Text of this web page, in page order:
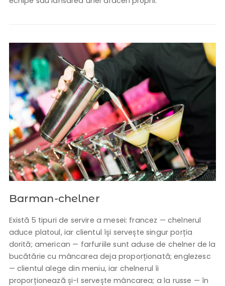
Barman-chelner
Există 5 tipuri de servire a mesei: francez — chelnerul
aduce platoul, iar clientul își servește singur porția
dorită; american — farfuriile sunt aduse de chelner de la
bucătărie cu mâncarea deja proporționată; englezesc
— clientul alege din meniu, iar chelnerul îi
proporționează și-I servește mâncarea; a la russe — în